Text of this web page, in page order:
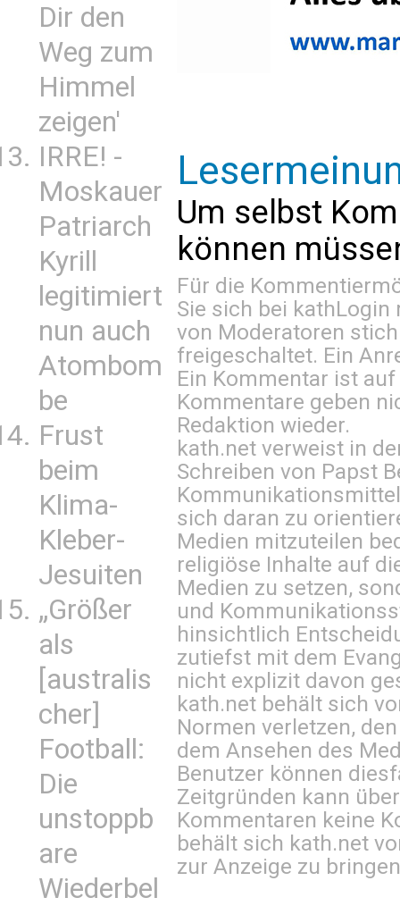
Dir den
Weg zum
Himmel
zeigen'
IRRE! -
Moskauer
Patriarch
Kyrill
legitimiert
nun auch
Atombom
be
Frust
beim
Klima-
Kleber-
Jesuiten
„Größer
als
[australis
cher]
Football:
Die
unstoppb
are
Wiederbel
Um selbst
können
Für die
Sie sich bei kathLogin
von Moderatoren
freigeschaltet. Ein
Ein Kommentar ist
Kommentare geben
Redaktion wieder.
kath.net verweist in
Schreiben von Papst
sich daran zu
Medien mitzuteilen
religiöse Inhalte auf
Medien zu setzen,
und
hinsichtlich
zutiefst mit dem
nicht explizit davon
kath.net behält sich
Normen verletzen,
dem Ansehen des
Benutzer können
Zeitgründen kann
Kommentaren keine
behält sich kath.net
zur Anzeige zu